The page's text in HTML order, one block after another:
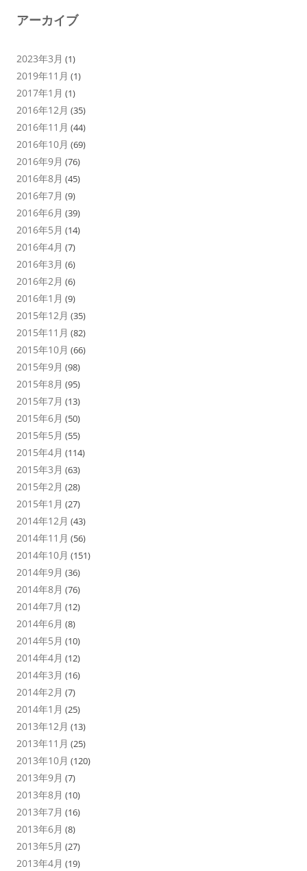
アーカイブ
2023年3月 (1)
2019年11月 (1)
2017年1月 (1)
2016年12月 (35)
2016年11月 (44)
2016年10月 (69)
2016年9月 (76)
2016年8月 (45)
2016年7月 (9)
2016年6月 (39)
2016年5月 (14)
2016年4月 (7)
2016年3月 (6)
2016年2月 (6)
2016年1月 (9)
2015年12月 (35)
2015年11月 (82)
2015年10月 (66)
2015年9月 (98)
2015年8月 (95)
2015年7月 (13)
2015年6月 (50)
2015年5月 (55)
2015年4月 (114)
2015年3月 (63)
2015年2月 (28)
2015年1月 (27)
2014年12月 (43)
2014年11月 (56)
2014年10月 (151)
2014年9月 (36)
2014年8月 (76)
2014年7月 (12)
2014年6月 (8)
2014年5月 (10)
2014年4月 (12)
2014年3月 (16)
2014年2月 (7)
2014年1月 (25)
2013年12月 (13)
2013年11月 (25)
2013年10月 (120)
2013年9月 (7)
2013年8月 (10)
2013年7月 (16)
2013年6月 (8)
2013年5月 (27)
2013年4月 (19)